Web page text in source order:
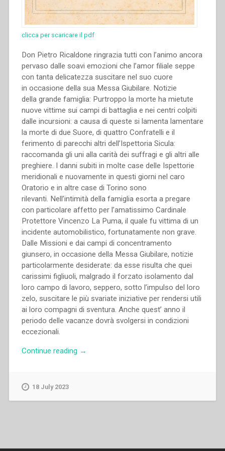
altri
Professori
Insegnanti”
clicca per scaricare il pdf
Don Pietro Ricaldone ringrazia tutti con l’animo ancora
pervaso dalle soavi emozioni che l’amor filiale seppe
con tanta delicatezza suscitare nel suo cuore
in occasione della sua Messa Giubilare. Notizie
della grande famiglia: Purtroppo la morte ha mietute
nuove vittime sui campi di battaglia e nei centri colpiti
dalle incursioni: a causa di queste si lamenta lamentare
la morte di due Suore, di quattro Confratelli e il
ferimento di parecchi altri dell’Ispettoria Sicula:
raccomanda gli uni alla carità dei suffragi e gli altri alle
preghiere. I danni subiti in molte case delle Ispettorie
meridionali e nuovamente in questi giorni nel caro
Oratorio e in altre case di Torino sono
rilevanti. Nell’intimità della famiglia esorta a pregare
con particolare affetto per l’amatissimo Cardinale
Protettore Vincenzo La Puma, il quale fu vittima di un
incidente automobilistico, fortunatamente non grave.
Dalle Missioni e dai campi di concentramento
giunsero, in occasione della Messa Giubilare, notizie
particolarmente desiderate: da esse risulta che quei
carissimi figliuoli, malgrado il forzato isolamento dal
loro campo di lavoro, seppero, sotto l’impulso del loro
zelo, suscitare le più svariate iniziative per rendersi utili
ai loro compagni di sventura. Anche quest’ anno il
periodo delle vacanze dovrà svolgersi in condizioni
eccezionali.
Continue reading “Pietro
→
18 July 2023